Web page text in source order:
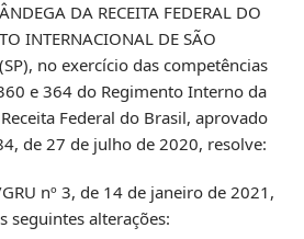
DA RECEITA FEDERAL DO
INTERNACIONAL DE SÃO
no exercício das competências
e 364 do Regimento Interno da
Federal do Brasil, aprovado
de 27 de julho de 2020, resolve:
nº 3, de 14 de janeiro de 2021,
seguintes alterações: